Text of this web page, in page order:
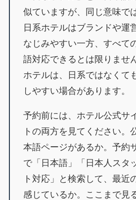
似ていますが、同じ意味で
日系ホテルはブランドや運
なじみやすい一方、すべて
語対応できるとは限りませ
ホテルは、日系ではなくて
しやすい場合があります。
予約前には、ホテル公式サ
トの両方を見てください。
本語ページがあるか。予約
で「日本語」「日本人スタ
ト対応」と検索して、最近
感じているか。ここまで見